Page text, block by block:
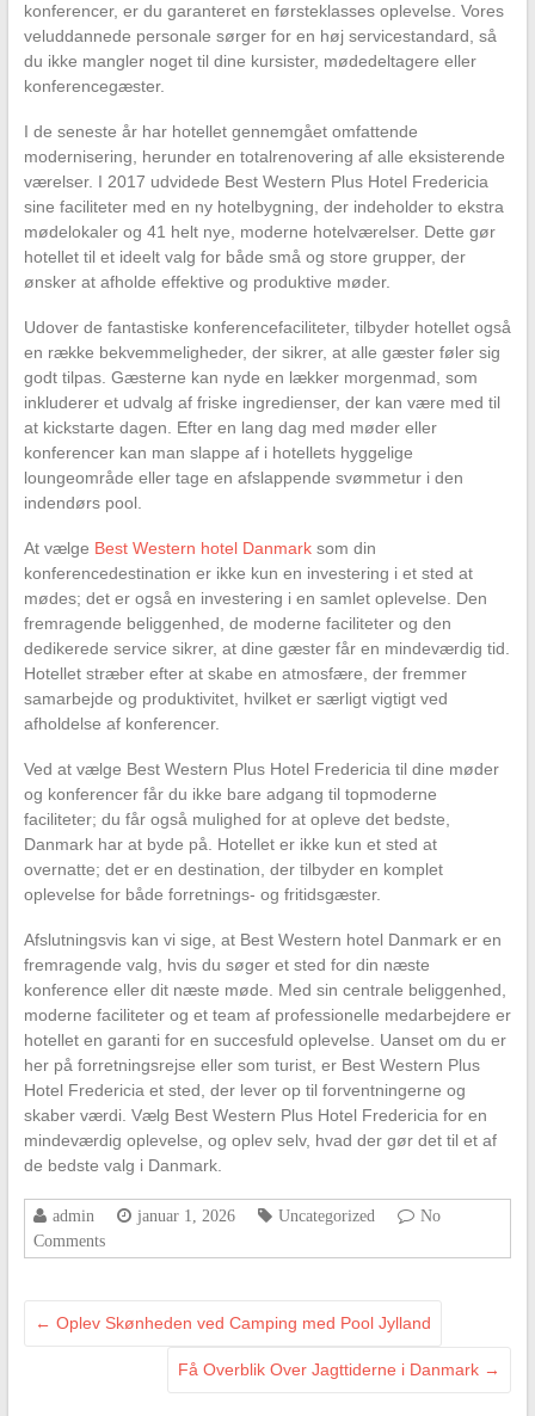
konferencer, er du garanteret en førsteklasses oplevelse. Vores
veluddannede personale sørger for en høj servicestandard, så
du ikke mangler noget til dine kursister, mødedeltagere eller
konferencegæster.
I de seneste år har hotellet gennemgået omfattende
modernisering, herunder en totalrenovering af alle eksisterende
værelser. I 2017 udvidede Best Western Plus Hotel Fredericia
sine faciliteter med en ny hotelbygning, der indeholder to ekstra
mødelokaler og 41 helt nye, moderne hotelværelser. Dette gør
hotellet til et ideelt valg for både små og store grupper, der
ønsker at afholde effektive og produktive møder.
Udover de fantastiske konferencefaciliteter, tilbyder hotellet også
en række bekvemmeligheder, der sikrer, at alle gæster føler sig
godt tilpas. Gæsterne kan nyde en lækker morgenmad, som
inkluderer et udvalg af friske ingredienser, der kan være med til
at kickstarte dagen. Efter en lang dag med møder eller
konferencer kan man slappe af i hotellets hyggelige
loungeområde eller tage en afslappende svømmetur i den
indendørs pool.
At vælge Best Western hotel Danmarksom din
konferencedestination er ikke kun en investering i et sted at
mødes; det er også en investering i en samlet oplevelse. Den
fremragende beliggenhed, de moderne faciliteter og den
dedikerede service sikrer, at dine gæster får en mindeværdig tid.
Hotellet stræber efter at skabe en atmosfære, der fremmer
samarbejde og produktivitet, hvilket er særligt vigtigt ved
afholdelse af konferencer.
Ved at vælge Best Western Plus Hotel Fredericia til dine møder
og konferencer får du ikke bare adgang til topmoderne
faciliteter; du får også mulighed for at opleve det bedste,
Danmark har at byde på. Hotellet er ikke kun et sted at
overnatte; det er en destination, der tilbyder en komplet
oplevelse for både forretnings- og fritidsgæster.
Afslutningsvis kan vi sige, at Best Western hotel Danmark er en
fremragende valg, hvis du søger et sted for din næste
konference eller dit næste møde. Med sin centrale beliggenhed,
moderne faciliteter og et team af professionelle medarbejdere er
hotellet en garanti for en succesfuld oplevelse. Uanset om du er
her på forretningsrejse eller som turist, er Best Western Plus
Hotel Fredericia et sted, der lever op til forventningerne og
skaber værdi. Vælg Best Western Plus Hotel Fredericia for en
mindeværdig oplevelse, og oplev selv, hvad der gør det til et af
de bedste valg i Danmark.
admin januar 1, 2026 Uncategorized
No
Comments
← Oplev Skønheden ved Camping med Pool Jylland
Få Overblik Over Jagttiderne i Danmark →